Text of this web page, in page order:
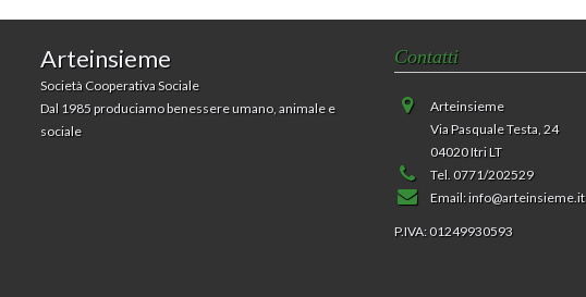
Arteinsieme
Società Cooperativa Sociale
Dal 1985 produciamo benessere umano, animale e
sociale
Contatti
Arteinsieme
Via Pasquale Testa, 24
04020 Itri LT
Tel. 0771/202529
Email:info@arteinsieme.it
P.IVA: 01249930593